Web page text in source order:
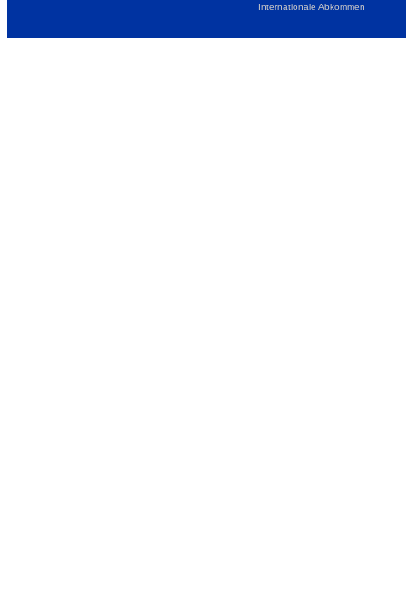
Internationale Abkommen